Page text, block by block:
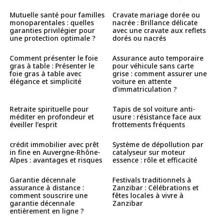
Mutuelle santé pour familles
monoparentales : quelles
garanties privilégier pour
une protection optimale ?
Cravate mariage dorée ou
nacrée : Brillance délicate
avec une cravate aux reflets
dorés ou nacrés
Comment présenter le foie
gras à table : Présenter le
foie gras à table avec
élégance et simplicité
Assurance auto temporaire
pour véhicule sans carte
grise : comment assurer une
voiture en attente
d’immatriculation ?
Retraite spirituelle pour
méditer en profondeur et
éveiller l’esprit
Tapis de sol voiture anti-
usure : résistance face aux
frottements fréquents
crédit immobilier avec prêt
in fine en Auvergne-Rhône-
Alpes : avantages et risques
Système de dépollution par
catalyseur sur moteur
essence : rôle et efficacité
Garantie décennale
assurance à distance :
comment souscrire une
garantie décennale
entièrement en ligne ?
Festivals traditionnels à
Zanzibar : Célébrations et
fêtes locales à vivre à
Zanzibar